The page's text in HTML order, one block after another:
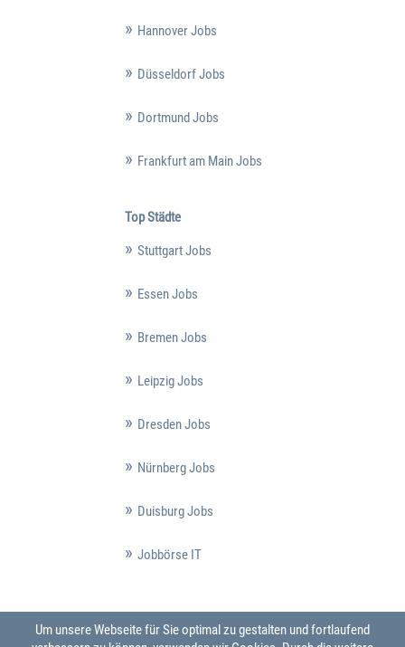
Hannover Jobs
Düsseldorf Jobs
Dortmund Jobs
Frankfurt am Main Jobs
Top Städte
Stuttgart Jobs
Essen Jobs
Bremen Jobs
Leipzig Jobs
Dresden Jobs
Nürnberg Jobs
Duisburg Jobs
Jobbörse IT
Um unsere Webseite für Sie optimal zu gestalten und fortlaufend